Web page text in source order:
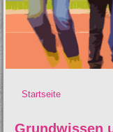
Startseite
Grundwissen